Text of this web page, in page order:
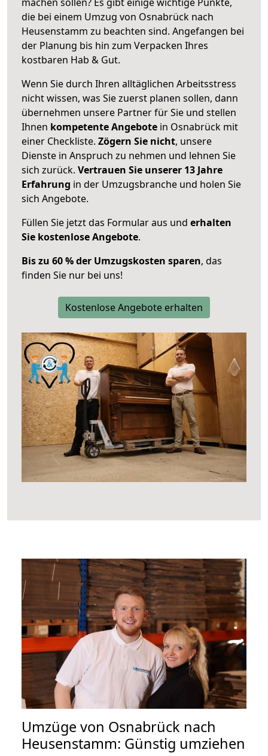
die bei einem Umzug von Osnabrück nach
Heusenstamm zu beachten sind. Angefangen bei
der Planung bis hin zum Verpacken Ihres
kostbaren Hab & Gut.
Wenn Sie durch Ihren alltäglichen Arbeitsstress
nicht wissen, was Sie zuerst planen sollen, dann
übernehmen unsere Partner für Sie und stellen
Ihnen kompetente Angebote in Osnabrück mit
einer Checkliste. Zögern Sie nicht, unsere
Dienste in Anspruch zu nehmen und lehnen Sie
sich zurück. Vertrauen Sie unserer 13 Jahre
Erfahrung in der Umzugsbranche und holen Sie
sich Angebote.
Füllen Sie jetzt das Formular aus und erhalten
Sie kostenlose Angebote.
Bis zu 60 % der Umzugskosten sparen, das
finden Sie nur bei uns!
Kostenlose Angebote erhalten
Umzüge von Osnabrück nach
Heusenstamm: Günstig umziehen